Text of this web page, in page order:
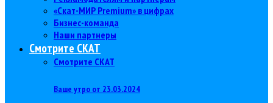
«Скат-МИР Premium» в цифрах
Бизнес-команда
Наши партнеры
Смотрите СКАТ
Смотрите СКАТ
Ваше утро от 23.03.2024